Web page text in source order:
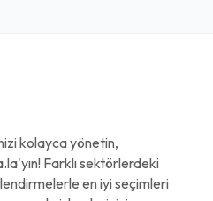
kolayca yönetin,
Farklı sektörlerdeki
en iyi seçimleri